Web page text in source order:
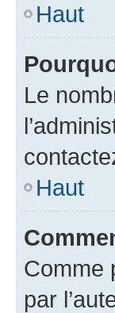
Haut
Le
Haut
Comme
par